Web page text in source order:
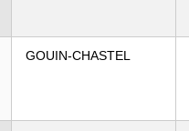
GOUIN-CHASTEL